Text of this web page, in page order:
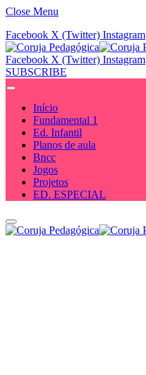
Close Menu
Facebook X (Twitter) Instagram
Facebook X (Twitter) Instagram
SUBSCRIBE
Início
Fundamental 1
Ed. Infantil
Planos de aula
Bncc
Jogos
Projetos
ED. ESPECIAL